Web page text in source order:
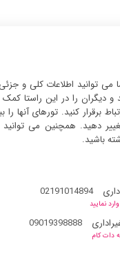
توانید اطلاعات کلی و
و دیگران را در این راستا کمک
برقرار کنید. تورهای آنها
دهید. همچنین می توانید
باشید.
02191014894
نمایید
09019398888
دات کام